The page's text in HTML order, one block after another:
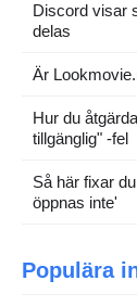
Discord visar
delas
Är
Hur du
tillgänglig" -fel
Så här fixar
öppnas inte'
Populära